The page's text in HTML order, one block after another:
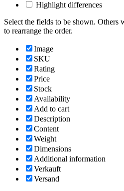
Highlight differences
Select the fields to be shown.
to rearrange the order.
Image
SKU
Rating
Price
Stock
Availability
Add to cart
Description
Content
Weight
Dimensions
Additional information
Verkauft
Versand